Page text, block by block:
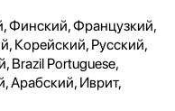
Финский, Французкий,
Корейский, Русский,
Brazil Portuguese,
Арабский, Иврит,